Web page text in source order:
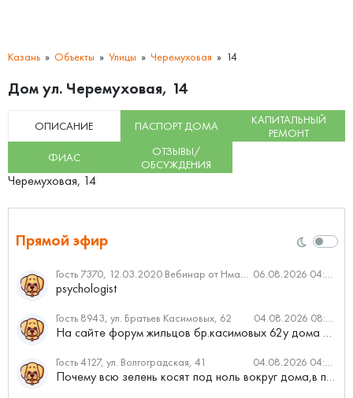
Казань Объекты Улицы Черемуховая 14
Дом ул. Черемуховая, 14
ОПИСАНИЕ ПАСПОРТ ДОМА
КАПИТАЛЬНЫЙ
РЕМОНТ
ФИАС
ОТЗЫВЫ/
ОБСУЖДЕНИЯ
Черемуховая, 14
Прямой эфир
Гость 7370, 12.03.2020 Вебинар от Нмаркет.ПРО: «Актуальное об ипотеке: что нужно знать» 06.08.2026 04:00
psychologist
Гость 8943, ул. Братьев Касимовых, 62 04.08.2026 08:34
На сайте форум жильцов бр.касимовых 62у дома растут красивые...
Гость 4127, ул. Волгоградская, 41 04.08.2026 04:46
Почему всю зелень косят под ноль вокруг дома,в полисадниках....